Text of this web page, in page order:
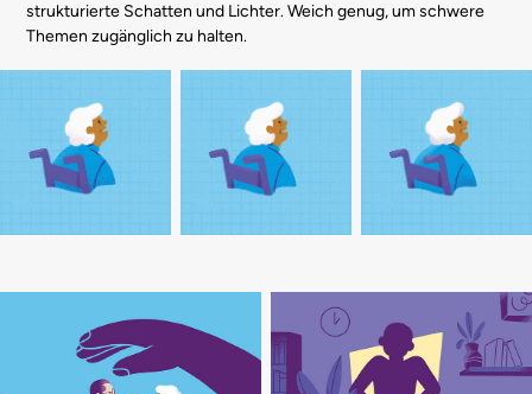
strukturierte Schatten und Lichter. Weich genug, um schwere
Themen zugänglich zu halten.